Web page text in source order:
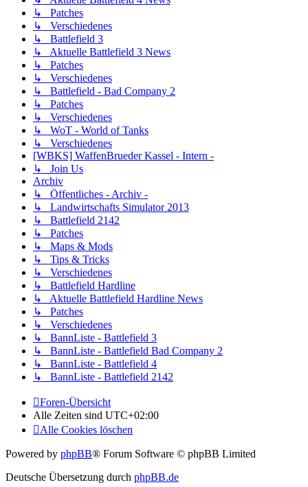
↳ Patches
↳ Verschiedenes
↳ Battlefield 3
↳ Aktuelle Battlefield 3 News
↳ Patches
↳ Verschiedenes
↳ Battlefield - Bad Company 2
↳ Patches
↳ Verschiedenes
↳ WoT - World of Tanks
↳ Verschiedenes
[WBKS] WaffenBrueder Kassel - Intern -
↳ Join Us
Archiv
↳ Öffentliches - Archiv -
↳ Landwirtschafts Simulator 2013
↳ Battlefield 2142
↳ Patches
↳ Maps & Mods
↳ Tips & Tricks
↳ Verschiedenes
↳ Battlefield Hardline
↳ Aktuelle Battlefield Hardline News
↳ Patches
↳ Verschiedenes
↳ BannListe - Battlefield 3
↳ BannListe - Battlefield Bad Company 2
↳ BannListe - Battlefield 4
↳ BannListe - Battlefield 2142
Foren-Übersicht
Alle Zeiten sind UTC+02:00
Alle Cookies löschen
Powered by phpBB® Forum Software © phpBB Limited
Deutsche Übersetzung durch phpBB.de